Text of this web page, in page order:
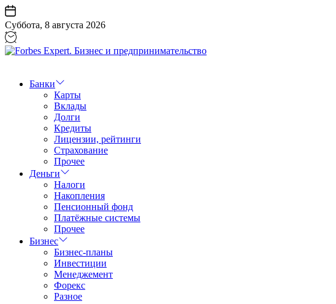
Перейти
к
содержанию
Суббота, 8 августа 2026
Бизнес
предпринимательство
Банки
Карты
Вклады
Долги
Кредиты
Лицензии, рейтинги
Страхование
Прочее
Деньги
Налоги
Накопления
Пенсионный фонд
Платёжные системы
Прочее
Бизнес
Бизнес-планы
Инвестиции
Менеджемент
Форекс
Разное